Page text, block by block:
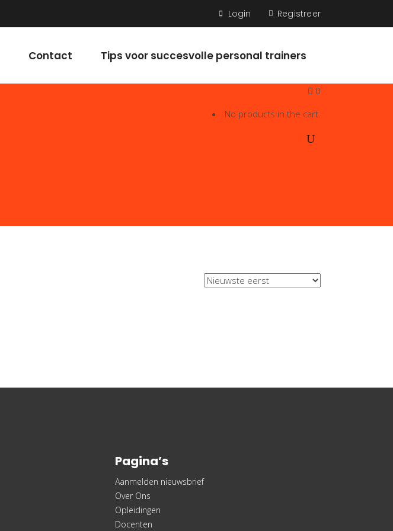
Login Registreer
Contact Tips voor succesvolle personal trainers
0
No products in the cart.
Pagina’s
Aanmelden nieuwsbrief
Over Ons
Opleidingen
Docenten